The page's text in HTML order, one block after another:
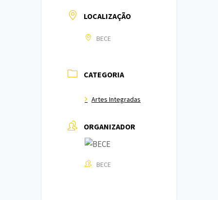
LOCALIZAÇÃO
BECE
CATEGORIA
Artes Integradas
ORGANIZADOR
BECE